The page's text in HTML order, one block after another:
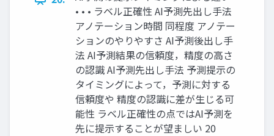
• • • ラベル正確性 AI予測先出し手法
アノテーション時間 同程度 アノテー
ションのやりやすさ AI予測後出し手
法 AI予測結果の信頼度，精度の高さ
の認識 AI予測先出し手法 予測提示の
タイミングによって，予測に対する
信頼度や 精度の認識に差が生じる可
能性 ラベル正確性の点ではAI予測を
先に提示することが望ましい 20